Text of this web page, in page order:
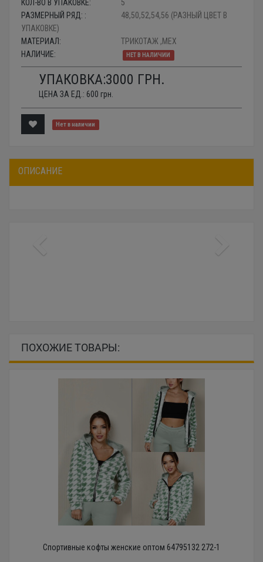
КОЛ-ВО В УПАКОВКЕ:
5
РАЗМЕРНЫЙ РЯД: :
48,50,52,54,56 (РАЗНЫЙ ЦВЕТ В
УПАКОВКЕ)
МАТЕРИАЛ:
ТРИКОТАЖ ,МЕХ
НАЛИЧИЕ:
НЕТ В НАЛИЧИИ
УПАКОВКА:3000 ГРН.
ЦЕНА ЗА ЕД.: 600 грн.
Нет в наличии
ОПИСАНИЕ
ПОХОЖИЕ ТОВАРЫ:
Спортивные кофты женские оптом 64795132 272-1